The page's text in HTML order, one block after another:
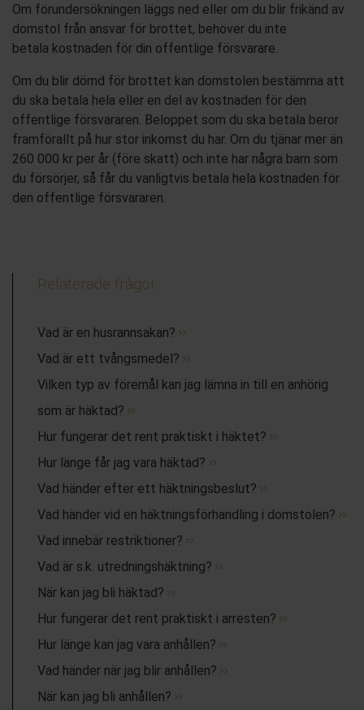
Om förundersökningen läggs ned eller om du blir frikänd av
domstol från ansvar för brottet, behöver du inte
betala kostnaden för din offentlige försvarare.
Om du blir dömd för brottet kan domstolen bestämma att
du ska betala hela eller en del av kostnaden för den
offentlige försvararen. Beloppet som du ska betala beror
framförallt på hur stor inkomst du har. Om du tjänar mer än
260 000 kr per år (före skatt) och inte har några barn som
du försörjer, så får du vanligtvis betala hela kostnaden för
den offentlige försvararen.
Relaterade frågor
Vad är en husrannsakan?
Vad är ett tvångsmedel?
Vilken typ av föremål kan jag lämna in till en anhörig
som är häktad?
Hur fungerar det rent praktiskt i häktet?
Hur länge får jag vara häktad?
Vad händer efter ett häktningsbeslut?
Vad händer vid en häktningsförhandling i domstolen?
Vad innebär restriktioner?
Vad är s.k. utredningshäktning?
När kan jag bli häktad?
Hur fungerar det rent praktiskt i arresten?
Hur länge kan jag vara anhållen?
Vad händer när jag blir anhållen?
När kan jag bli anhållen?